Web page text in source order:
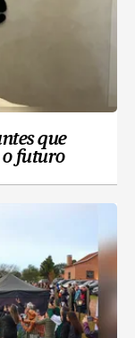
que
o futuro